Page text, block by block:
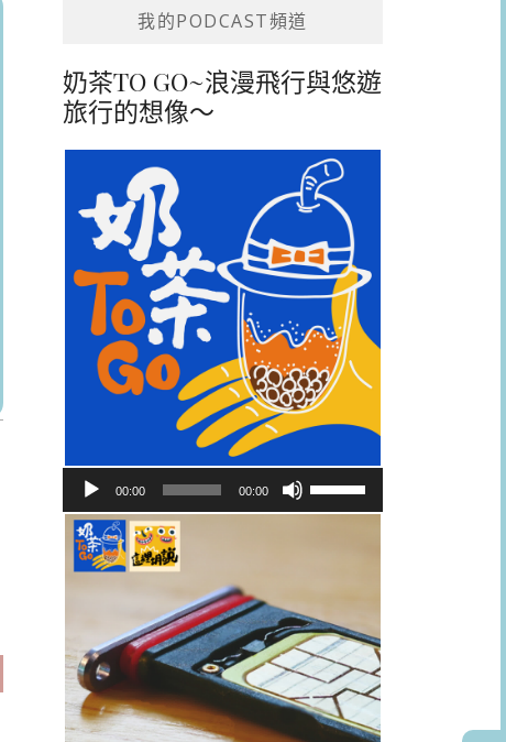
我的PODCAST頻道
奶茶TO GO~浪漫飛行與悠遊
旅行的想像～
播
放
00:00 00:00
鍵
以
提
高
或